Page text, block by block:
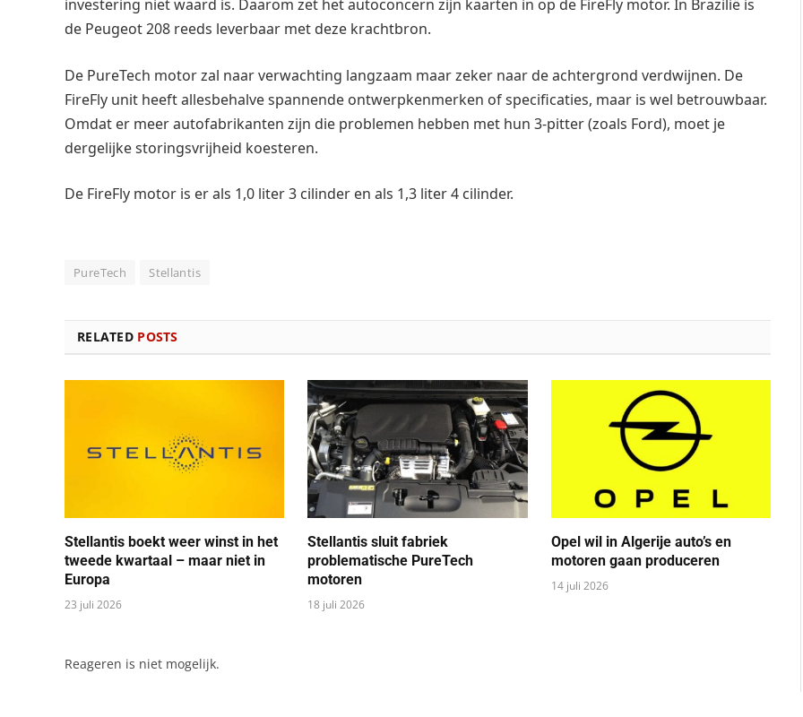
investering niet waard is. Daarom zet het autoconcern zijn kaarten in op de FireFly motor. In Brazilië is
de Peugeot 208 reeds leverbaar met deze krachtbron.
De PureTech motor zal naar verwachting langzaam maar zeker naar de achtergrond verdwijnen. De
FireFly unit heeft allesbehalve spannende ontwerpkenmerken of specificaties, maar is wel betrouwbaar.
Omdat er meer autofabrikanten zijn die problemen hebben met hun 3-pitter (zoals Ford), moet je
dergelijke storingsvrijheid koesteren.
De FireFly motor is er als 1,0 liter 3 cilinder en als 1,3 liter 4 cilinder.
PureTech Stellantis
RELATED POSTS
Stellantis boekt weer winst in het
tweede kwartaal – maar niet in
Europa
23 juli 2026
Stellantis sluit fabriek
problematische PureTech
motoren
18 juli 2026
Opel wil in Algerije auto’s en
motoren gaan produceren
14 juli 2026
Reageren is niet mogelijk.